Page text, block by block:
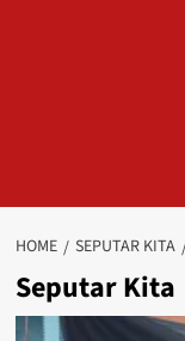
HOME SEPUTAR KITA
Seputar Kita